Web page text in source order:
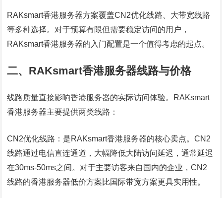
RAKsmart香港服务器方案覆盖CN2优化线路、大带宽线路
等多种选择。对于预算有限但需要稳定访问的用户，
RAKsmart香港服务器的入门配置是一个值得考虑的起点。
二、RAKsmart香港服务器线路与价格
线路质量直接影响香港服务器的实际访问体验。RAKsmart
香港服务器主要提供两类线路：
CN2优化线路：是RAKsmart香港服务器的核心卖点。CN2
线路通过电信直连通道，大幅降低大陆访问延迟，通常延迟
在30ms-50ms之间。对于主要访客来自国内的企业，CN2
线路的香港服务器低价方案比国际带宽方案更具实用性。